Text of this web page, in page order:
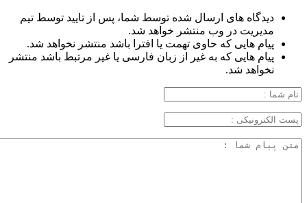
دیدگاه های ارسال شده توسط شما، پس از تایید توسط تیم
مدیریت در وب منتشر خواهد شد.
پیام هایی که حاوی تهمت یا افترا باشد منتشر نخواهد شد.
پیام هایی که به غیر از زبان فارسی یا غیر مرتبط باشد منتشر
نخواهد شد.